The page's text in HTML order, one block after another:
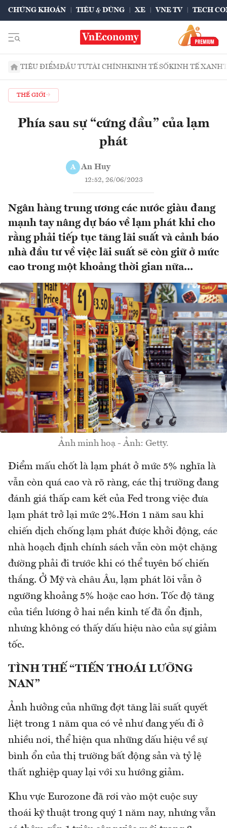
CHỨNG KHOÁN TIÊU & DÙNG XE VNE TV TECH
TIÊU ĐIỂMĐẦU TƯTÀI CHÍNHKINH TẾ SỐKINH TẾ XANH
THẾ GIỚI
Phía sau sự “cứng đầu” của lạm
phát
A An Huy
12:52, 26/06/2023
Ngân hàng trung ương các nước giàu đang
mạnh tay nâng dự báo về lạm phát khi cho
rằng phải tiếp tục tăng lãi suất và cảnh báo
nhà đầu tư về việc lãi suất sẽ còn giữ ở mức
cao trong một khoảng thời gian nữa...
Ảnh minh hoạ - Ảnh: Getty.
Điểm mấu chốt là lạm phát ở mức 5% nghĩa là
vẫn còn quá cao và rõ ràng, các thị trường đang
đánh giá thấp cam kết của Fed trong việc đưa
lạm phát trở lại mức 2%.Hơn 1 năm sau khi
chiến dịch chống lạm phát được khởi động, các
nhà hoạch định chính sách vẫn còn một chặng
đường phải đi trước khi có thể tuyên bố chiến
thắng. Ở Mỹ và châu Âu, lạm phát lõi vẫn ở
ngưỡng khoảng 5% hoặc cao hơn. Tốc độ tăng
của tiền lương ở hai nền kinh tế đã ổn định,
nhưng không có thấy dấu hiệu nào của sự giảm
tốc.
TÌNH THẾ “TIẾN THOÁI LƯỠNG
NAN”
Ảnh hưởng của những đợt tăng lãi suất quyết
liệt trong 1 năm qua có vẻ như đang yếu đi ở
nhiều nơi, thể hiện qua những dấu hiệu về sự
bình ổn của thị trường bất động sản và tỷ lệ
thất nghiệp quay lại với xu hướng giảm.
Khu vực Eurozone đã rơi vào một cuộc suy
thoái kỹ thuật trong quý 1 năm nay, nhưng vẫn